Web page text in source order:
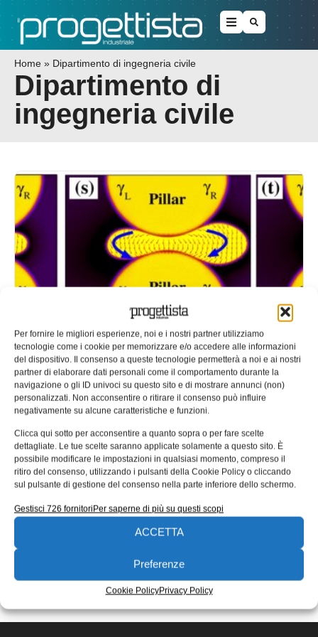
Per fornire le migliori esperienze, noi e i nostri partner utilizziamo
tecnologie come i cookie per memorizzare e/o accedere alle informazioni
del dispositivo. Il consenso a queste tecnologie permetterà a noi e ai nostri
partner di elaborare dati personali come il comportamento durante la
navigazione o gli ID univoci su questo sito e di mostrare annunci (non)
personalizzati. Non acconsentire o ritirare il consenso può influire
negativamente su alcune caratteristiche e funzioni.
Clicca qui sotto per acconsentire a quanto sopra o per fare scelte
dettagliate. Le tue scelte saranno applicate solamente a questo sito. È
possibile modificare le impostazioni in qualsiasi momento, compreso il
ritiro del consenso, utilizzando i pulsanti della Cookie Policy o cliccando
sul pulsante di gestione del consenso nella parte inferiore dello schermo.
Gestisci 726 fornitoriPer saperne di più su questi scopi
ACCETTA
Preferenze
Cookie PolicyPrivacy Policy
Home » Dipartimento di ingegneria civile
Dipartimento di
ingegneria civile
Dallo studio della dinamica delle
gocce microdispositivi più efficaci
Dallo studio della dinamica delle gocce microdispositivi
più efficaci: pubblicato su Nature Communications, apre
orizzonti in ambito bio-ingegneristico
Adelmo Sommaruga 20/04/2023
EDICOLA WEB
ISCRIVITI ALLA NEWSLETTER